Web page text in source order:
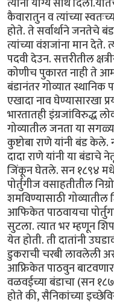
कैवारातुन व त्यांच्या
होते. ते सर्वार्थाने जनतेचे
त्यांच्या वंशजांना मान देते.
पदवी देउन. सत्तरीतील
कोणीच पुकारत नाही ते
बंडानंतर गोव्यात
एखादा नाव घेण्यासारखा
भारतातही
गोव्यातील जनता या
कुष्टोबा राणे यांनी बंड
दादा राणे यांनी या
जिंकून घेतले. सन १८९४ मधे
पोर्तुगीज वसाहतीतील
शमविण्यासाठी गोव्यातील
आफिकेत पाठवायचा
सुटला. त्यात भर म्हणून
येत होती. ती दातांनी
डुकराची चरबी लावलेली
आफ्रिकेत पाठवुन
वळवईच्या बंडाचा (सन
होते की, सैनिकांच्या